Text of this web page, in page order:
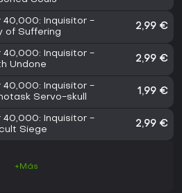
40,000: Inquisitor -
of Suffering
2,99 €
40,000: Inquisitor -
Undone
2,99 €
40,000: Inquisitor -
Servo-skull
1,99 €
40,000: Inquisitor -
Siege
2,99 €
+Más